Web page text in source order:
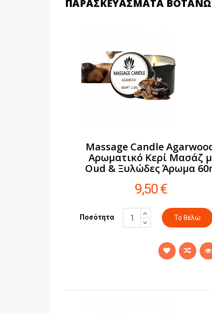
ΠΑΡΑΣΚΕΥΆΣΜΑΤΑ
Massage Candle
Αρωματικό Κερί Μασάζ
Oud & Ξυλώδες Άρωμα
9,50 €
Ποσότητα